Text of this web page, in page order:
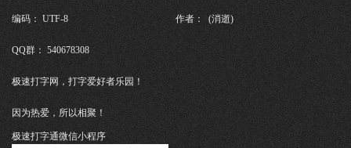
编码： UTF-8 作者： (消逝)
QQ群： 540678308
极速打字网，打字爱好者乐园！
因为热爱，所以相聚！
极速打字通微信小程序